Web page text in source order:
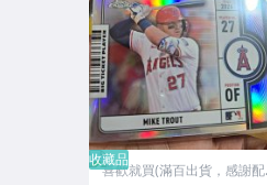
收藏品
喜歡就買(滿百出貨，感謝配